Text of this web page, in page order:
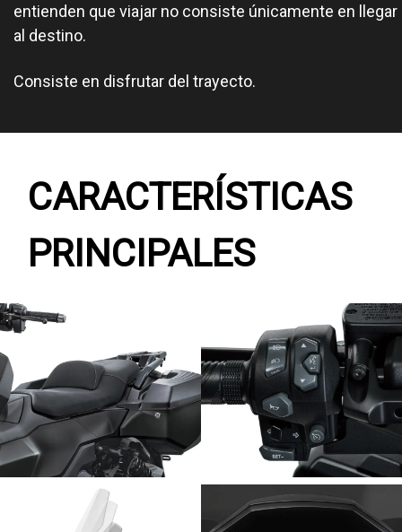
entienden que viajar no consiste únicamente en llegar
al destino.
Consiste en disfrutar del trayecto.
CARACTERÍSTICAS
PRINCIPALES